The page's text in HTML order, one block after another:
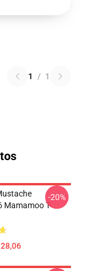
1 / 1
Mamamoo T-
-20%